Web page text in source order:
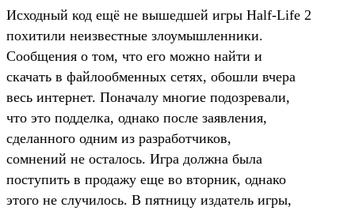
Исходный код ещё не вышедшей игры Half-Life 2
похитили неизвестные злоумышленники.
Сообщения о том, что его можно найти и
скачать в файлообменных сетях, обошли вчера
весь интернет. Поначалу многие подозревали,
что это подделка, однако после заявления,
сделанного одним из разработчиков,
сомнений не осталось. Игра должна была
поступить в продажу еще во вторник, однако
этого не случилось. В пятницу издатель игры,